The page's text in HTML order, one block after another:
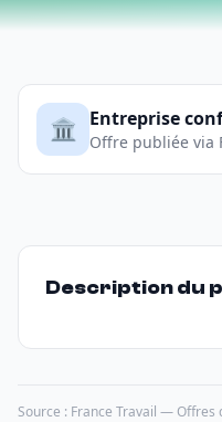
🏛️ Entreprise
Offre publiée via
Description du
Source : France Travail — Offres